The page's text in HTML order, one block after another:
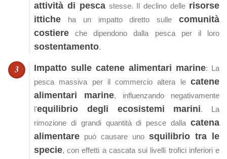
attività di pescastesse. Il declino delle risorse
ittiche ha un impatto diretto sulle comunità
costiere che dipendono dalla pesca per il loro
sostentamento.
Impatto sulle catene alimentari marine: La
pesca massiva per il commercio altera le catene
alimentari marine, influenzando negativamente
l'equilibrio degli ecosistemi marini. La
rimozione di grandi quantità di pesce dalla catena
alimentare può causare uno squilibrio tra le
specie, con effetti a cascata sui livelli trofici inferiori e